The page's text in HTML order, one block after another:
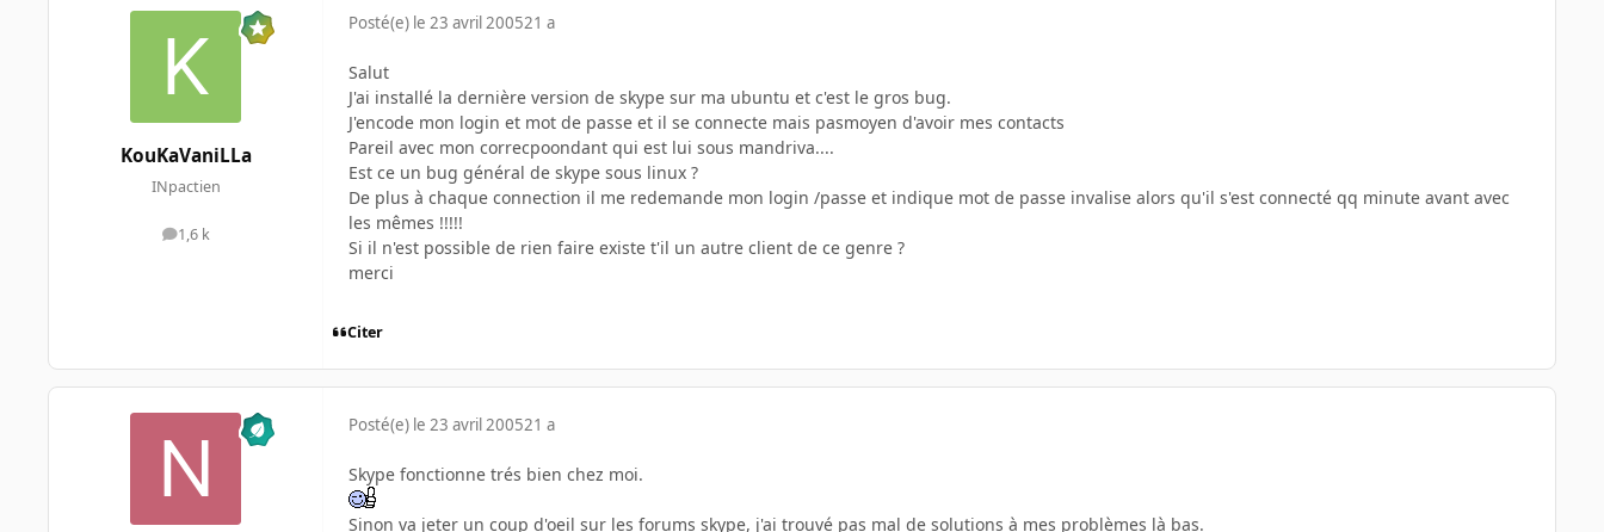
KouKaVaniLLa
INpactien
1,6 k
messages
Posté(e) le 23 avril 200521 a
Salut
J'ai installé la dernière version de skype sur ma ubuntu et c'est le gros bug.
J'encode mon login et mot de passe et il se connecte mais pasmoyen d'avoir mes contacts
Pareil avec mon correcpoondant qui est lui sous mandriva....
Est ce un bug général de skype sous linux ?
De plus à chaque connection il me redemande mon login /passe et indique mot de passe invalise alors qu'il s'est connecté qq minute avant avec
les mêmes !!!!!
Si il n'est possible de rien faire existe t'il un autre client de ce genre ?
merci
Citer
Posté(e) le 23 avril 200521 a
Skype fonctionne trés bien chez moi.
Sinon va jeter un coup d'oeil sur les forums skype, j'ai trouvé pas mal de solutions à mes problèmes là bas.